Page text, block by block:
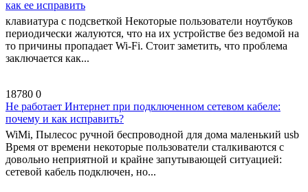
как ее исправить
клавиатура с подсветкой Некоторые пользователи ноутбуков
периодически жалуются, что на их устройстве без ведомой на
то причины пропадает Wi-Fi. Стоит заметить, что проблема
заключается как...
18780 0
Не работает Интернет при подключенном сетевом кабеле:
почему и как исправить?
WiMi, Пылесос ручной беспроводной для дома маленький usb
Время от времени некоторые пользователи сталкиваются с
довольно неприятной и крайне запутывающей ситуацией:
сетевой кабель подключен, но...